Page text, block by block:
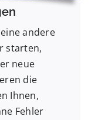
andere
starten,
neue
die
Ihnen,
Fehler